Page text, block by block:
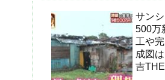
サン
500万
工や
成図
吉THE